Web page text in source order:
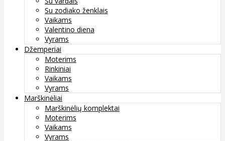
Su zodiako ženklais
Vaikams
Valentino diena
Vyrams
Džemperiai
Moterims
Rinkiniai
Vaikams
Vyrams
Marškinėliai
Marškinėlių komplektai
Moterims
Vaikams
Vyrams